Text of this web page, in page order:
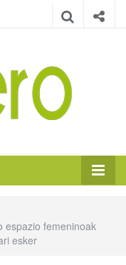
espazio femeninoak
esker